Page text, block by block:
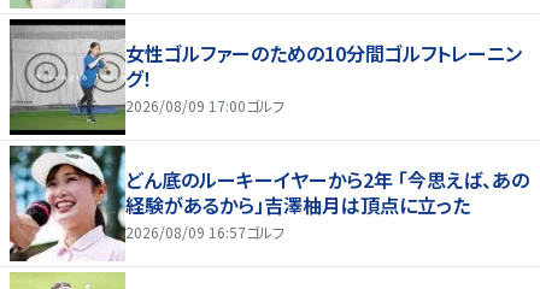
女性ゴルファーのための10分間ゴルフトレーニン
グ！
2026/08/09 17:00ゴルフ
どん底のルーキーイヤーから2年 「今思えば、あの
経験があるから」吉澤柚月は頂点に立った
2026/08/09 16:57ゴルフ